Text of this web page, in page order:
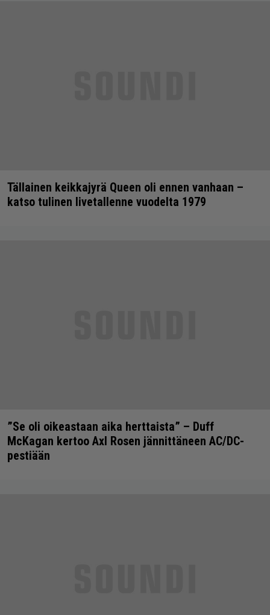
Tällainen keikkajyrä Queen oli ennen vanhaan –
katso tulinen livetallenne vuodelta 1979
”Se oli oikeastaan aika herttaista” – Duff
McKagan kertoo Axl Rosen jännittäneen AC/DC-
pestiään